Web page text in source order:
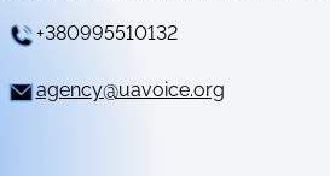
+380995510132
agency@uavoice.org